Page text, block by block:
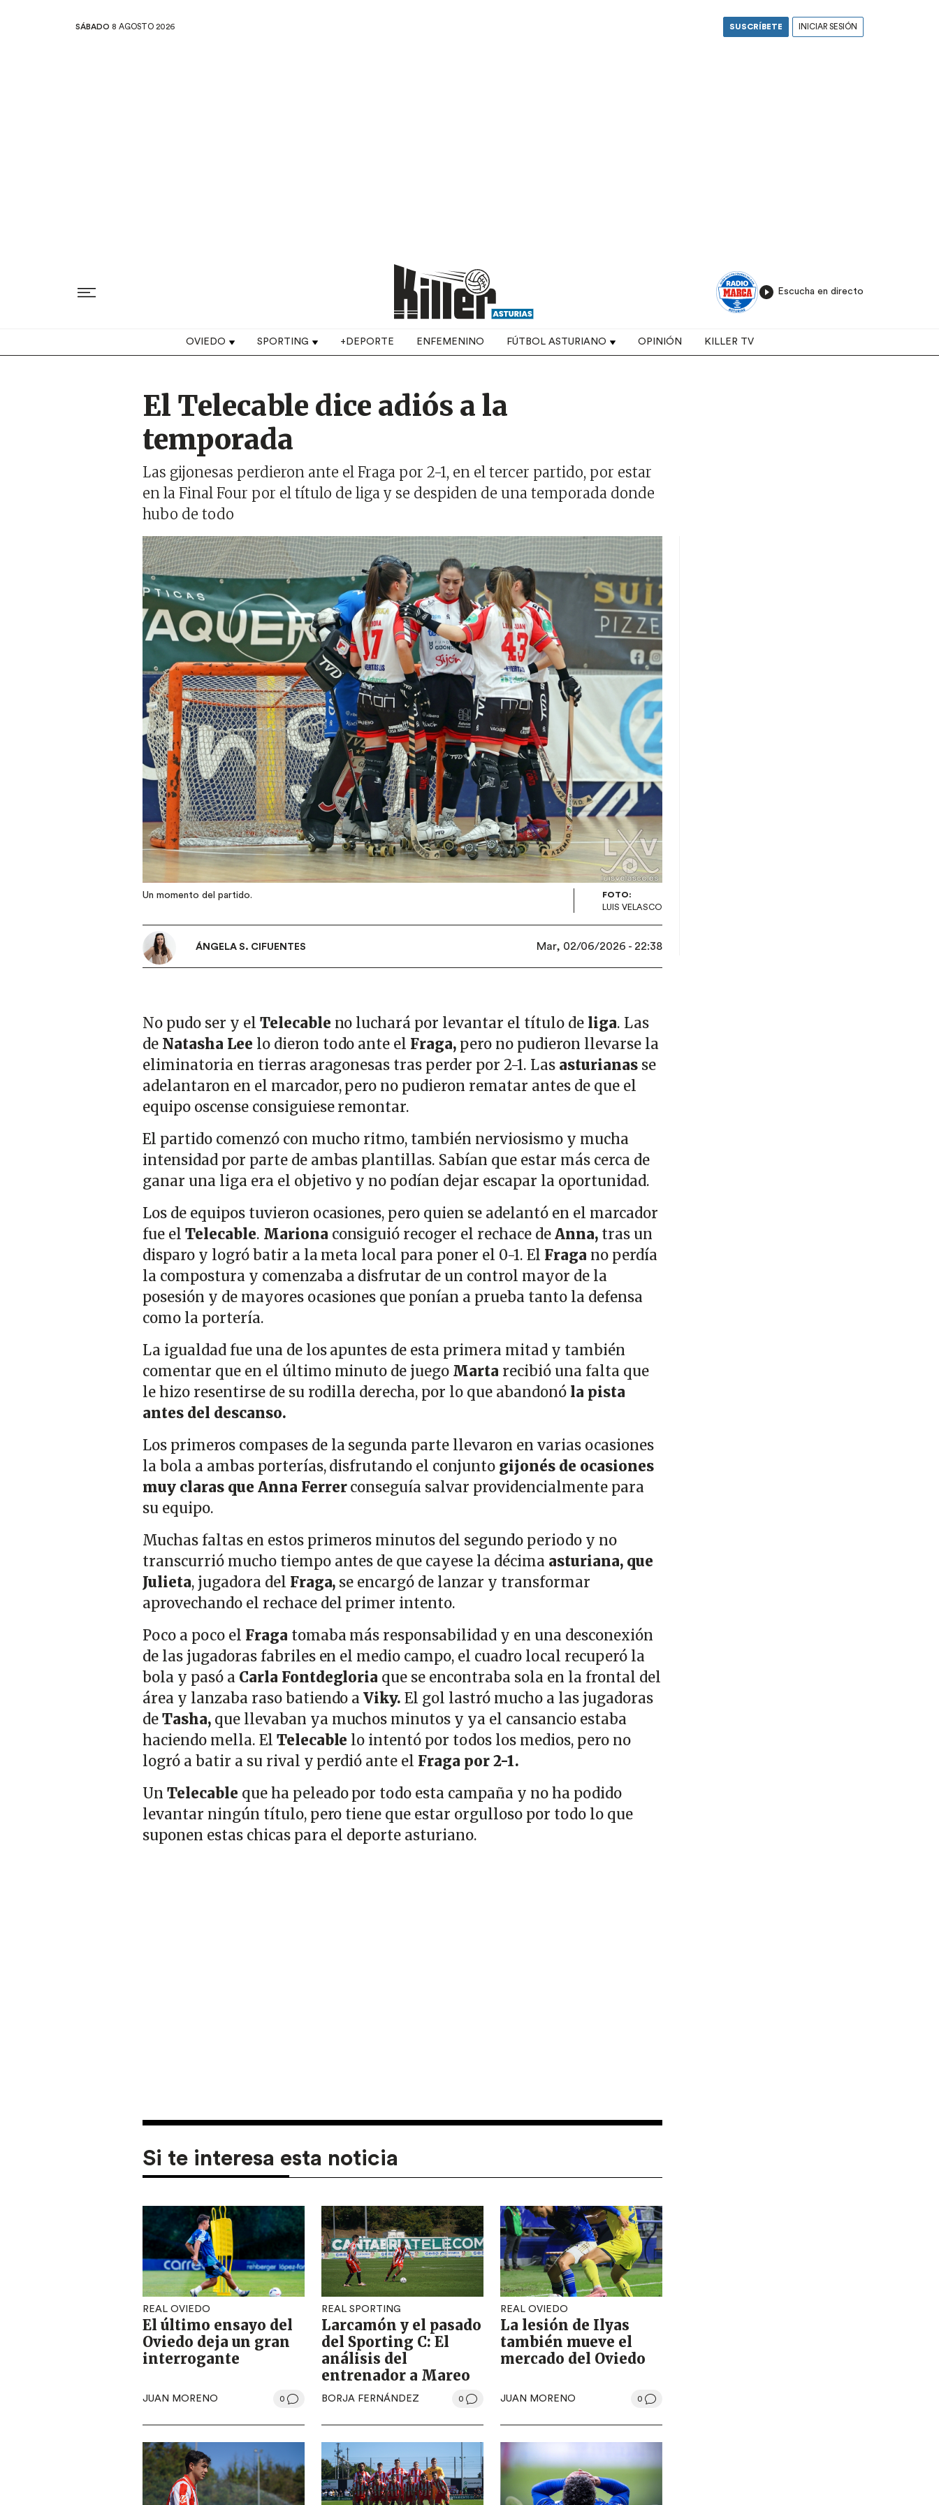
SÁBADO 8 AGOSTO 2026 SUSCRÍBETE INICIAR SESIÓN
Escucha en directo
Top navigation
OVIEDO SPORTING +DEPORTE ENFEMENINO FÚTBOL ASTURIANO OPINIÓN KILLER TV
El Telecable dice adiós a la
temporada
Las gijonesas perdieron ante el Fraga por 2-1, en el tercer partido, por estar
en la Final Four por el título de liga y se despiden de una temporada donde
hubo de todo
Imagen
Un momento del partido.
FOTO:
LUIS VELASCO
ÁNGELA S. CIFUENTES Mar, 02/06/2026 - 22:38
No pudo ser y el Telecable no luchará por levantar el título deliga. Las
deNatasha Lee lo dieron todo ante el Fraga, pero no pudieron llevarse la
eliminatoria en tierras aragonesas tras perder por 2-1. Las asturianasse
adelantaron en el marcador, pero no pudieron rematar antes de que el
equipo oscense consiguiese remontar.
El partido comenzó con mucho ritmo, también nerviosismo y mucha
intensidad por parte de ambas plantillas. Sabían que estar más cerca de
ganar una liga era el objetivo y no podían dejar escapar la oportunidad.
Los de equipos tuvieron ocasiones, pero quien se adelantó en el marcador
fue el Telecable. Mariona consiguió recoger el rechace deAnna,tras un
disparo y logró batir a la meta local para poner el 0-1. El Fraga no perdía
la compostura y comenzaba a disfrutar de un control mayor de la
posesión y de mayores ocasiones que ponían a prueba tanto la defensa
como la portería.
La igualdad fue una de los apuntes de esta primera mitad y también
comentar que en el último minuto de juego Marta recibió una falta que
le hizo resentirse de su rodilla derecha, por lo que abandonóla pista
antes del descanso.
Los primeros compases de la segunda parte llevaron en varias ocasiones
la bola a ambas porterías, disfrutando el conjunto gijonés de ocasiones
muy claras que Anna Ferrerconseguía salvar providencialmente para
su equipo.
Muchas faltas en estos primeros minutos del segundo periodo y no
transcurrió mucho tiempo antes de que cayese la décima asturiana, que
Julieta, jugadora del Fraga, se encargó de lanzar y transformar
aprovechando el rechace del primer intento.
Poco a poco el Fraga tomaba más responsabilidad y en una desconexión
de las jugadoras fabriles en el medio campo, el cuadro local recuperó la
bola y pasó a Carla Fontdegloria que se encontraba sola en la frontal del
área y lanzaba raso batiendo aViky.El gol lastró mucho a las jugadoras
deTasha,que llevaban ya muchos minutos y ya el cansancio estaba
haciendo mella. El Telecable lo intentó por todos los medios, pero no
logró a batir a su rival y perdió ante el Fraga por 2-1.
Un Telecable que ha peleado por todo esta campaña y no ha podido
levantar ningún título, pero tiene que estar orgulloso por todo lo que
suponen estas chicas para el deporte asturiano.
Si te interesa esta noticia
REAL OVIEDO
El último ensayo del
Oviedo deja un gran
interrogante
JUAN MORENO 0
REAL SPORTING
Larcamón y el pasado
del Sporting C: El
análisis del
entrenador a Mareo
BORJA FERNÁNDEZ 0
REAL OVIEDO
La lesión de Ilyas
también mueve el
mercado del Oviedo
JUAN MORENO 0